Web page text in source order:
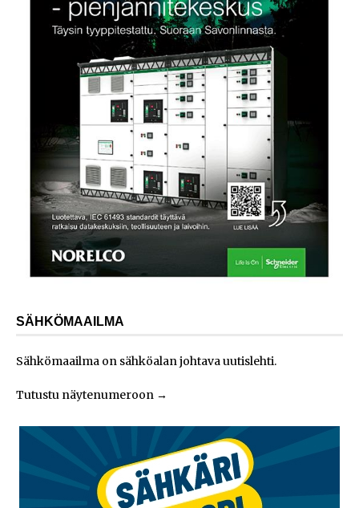
SÄHKÖMAAILMA
Sähkömaailma on sähköalan johtava uutislehti.
Tutustu näytenumeroon →